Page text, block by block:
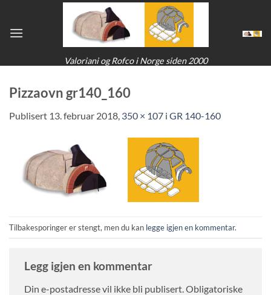
content
Valoriani og Rofco i Norge siden 2000
Pizzaovn gr140_160
Publisert 13. februar 2018, 350 × 107 i GR 140-160
Tilbakesporinger er stengt, men du kan legge igjen en kommentar.
Legg igjen en kommentar
Din e-postadresse vil ikke bli publisert.Obligatoriske